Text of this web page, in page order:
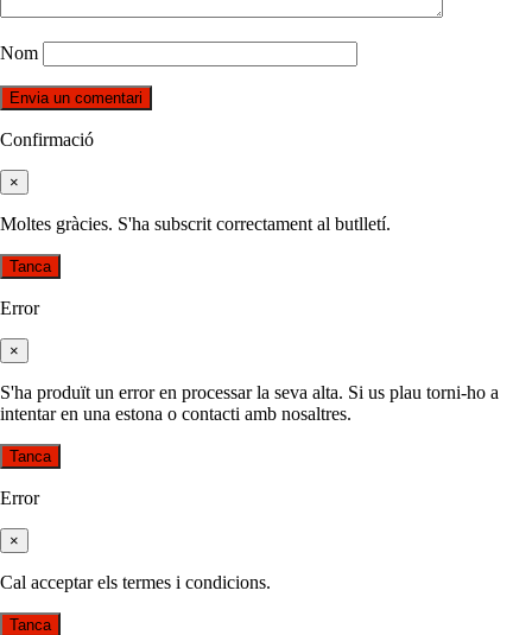
Nom
Confirmació
×
Moltes gràcies. S'ha subscrit correctament al butlletí.
Tanca
Error
×
S'ha produït un error en processar la seva alta. Si us plau torni-ho a
intentar en una estona o contacti amb nosaltres.
Tanca
Error
×
Cal acceptar els termes i condicions.
Tanca